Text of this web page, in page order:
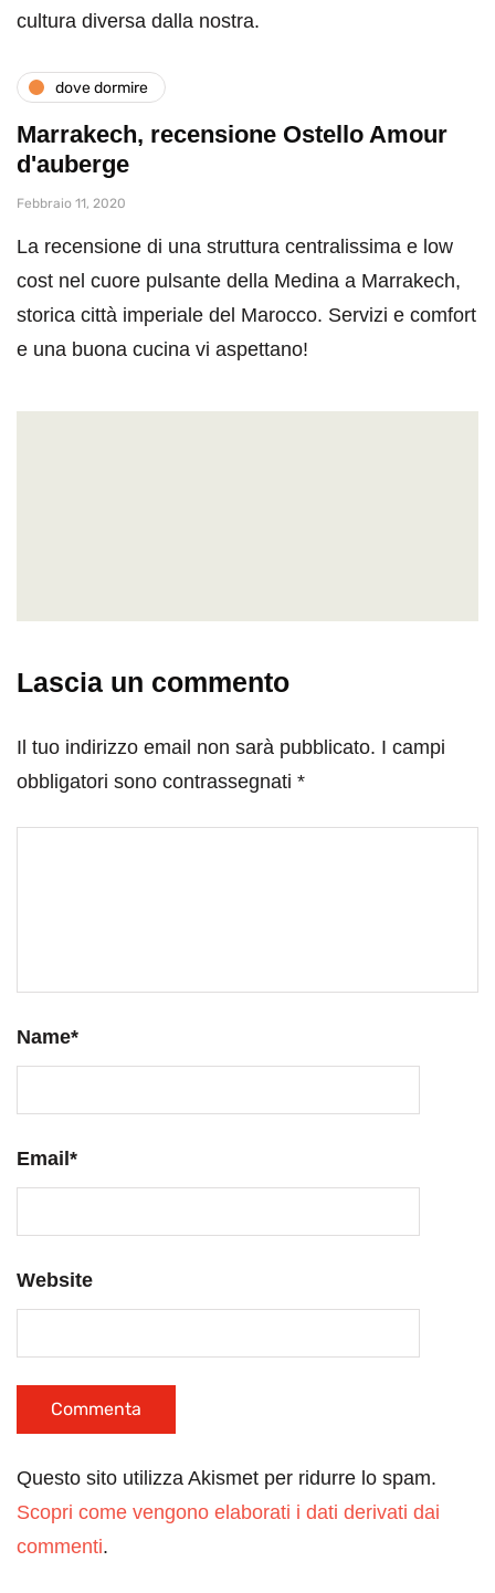
cultura diversa dalla nostra.
dove dormire
Marrakech, recensione Ostello Amour
d'auberge
Febbraio 11, 2020
La recensione di una struttura centralissima e low
cost nel cuore pulsante della Medina a Marrakech,
storica città imperiale del Marocco. Servizi e comfort
e una buona cucina vi aspettano!
Lascia un commento
Il tuo indirizzo email non sarà pubblicato. I campi
obbligatori sono contrassegnati *
Name*
Email *
Website
Questo sito utilizza Akismet per ridurre lo spam.
Scopri come vengono elaborati i dati derivati dai
commenti.